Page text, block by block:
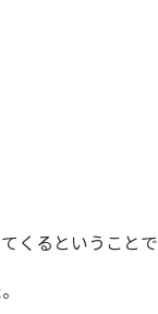
くるということで